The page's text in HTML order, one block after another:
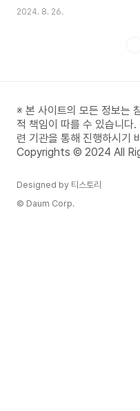
참고해보세요. 이 글은 여러분이
서는 영어, 코딩, 디자인 등 다양
출할 수 있는 안정적인 비즈니스 ..
2024. 8. 26.
※ 본 사이트의 모든 정보는
적 책임이 따를 수 있습니다
련 기관을 통해 진행하시기
Copyrights © 2024 All
Designed by 티스토리
© Daum Corp.